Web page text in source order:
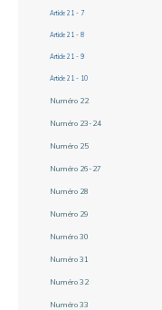
Article 21 - 7
Article 21 - 8
Article 21 - 9
Article 21 - 10
Numéro 22
Numéro 23-24
Numéro 25
Numéro 26-27
Numéro 28
Numéro 29
Numéro 30
Numéro 31
Numéro 32
Numéro 33